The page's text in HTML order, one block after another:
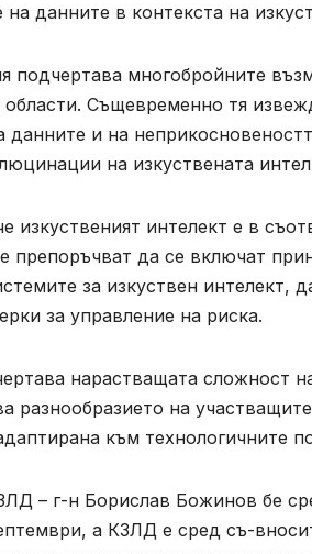
данните в контекста на
подчертава многобройните
области. Същевременно тя
данните и на
на изкуствената
изкуственият интелект е в
препоръчват да се включат
за изкуствен интелект,
за управление на риска.
нарастващата сложност
разнообразието на
към технологичните
– г-н Борислав Божинов бе
а КЗЛД е сред съ-